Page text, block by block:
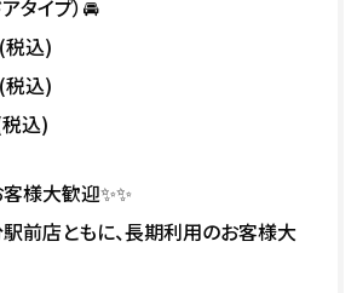
タイプ）🚘
税込)
税込)
込)
様大歓迎✨✨
前店ともに、長期利用のお客様大